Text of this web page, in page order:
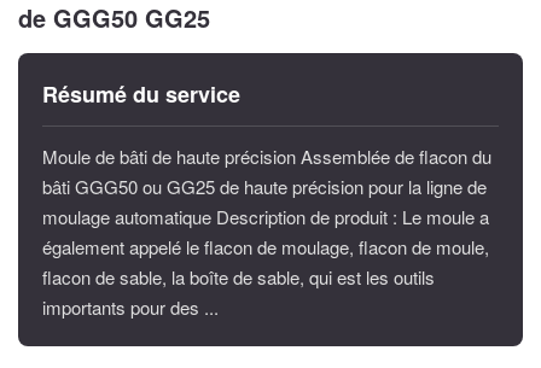
de GGG50 GG25
Résumé du service
Moule de bâti de haute précision Assemblée de flacon du
bâti GGG50 ou GG25 de haute précision pour la ligne de
moulage automatique Description de produit : Le moule a
également appelé le flacon de moulage, flacon de moule,
flacon de sable, la boîte de sable, qui est les outils
importants pour des ...